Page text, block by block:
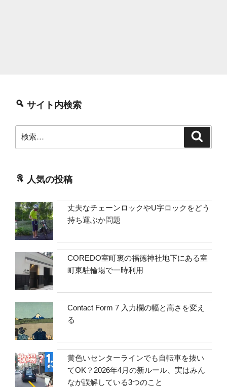
サイト内検索
索:
人気の投稿
丈夫なチェーンロックやU字ロックをどう
持ち運ぶか問題
COREDO室町裏の福徳神社地下にある室
町東駐輪場で一時利用
Contact Form 7 入力欄の幅と高さを変え
る
黄色いセンターラインでも自転車を抜い
てOK？2026年4月の新ルール、実はみん
なが誤解している3つのこと